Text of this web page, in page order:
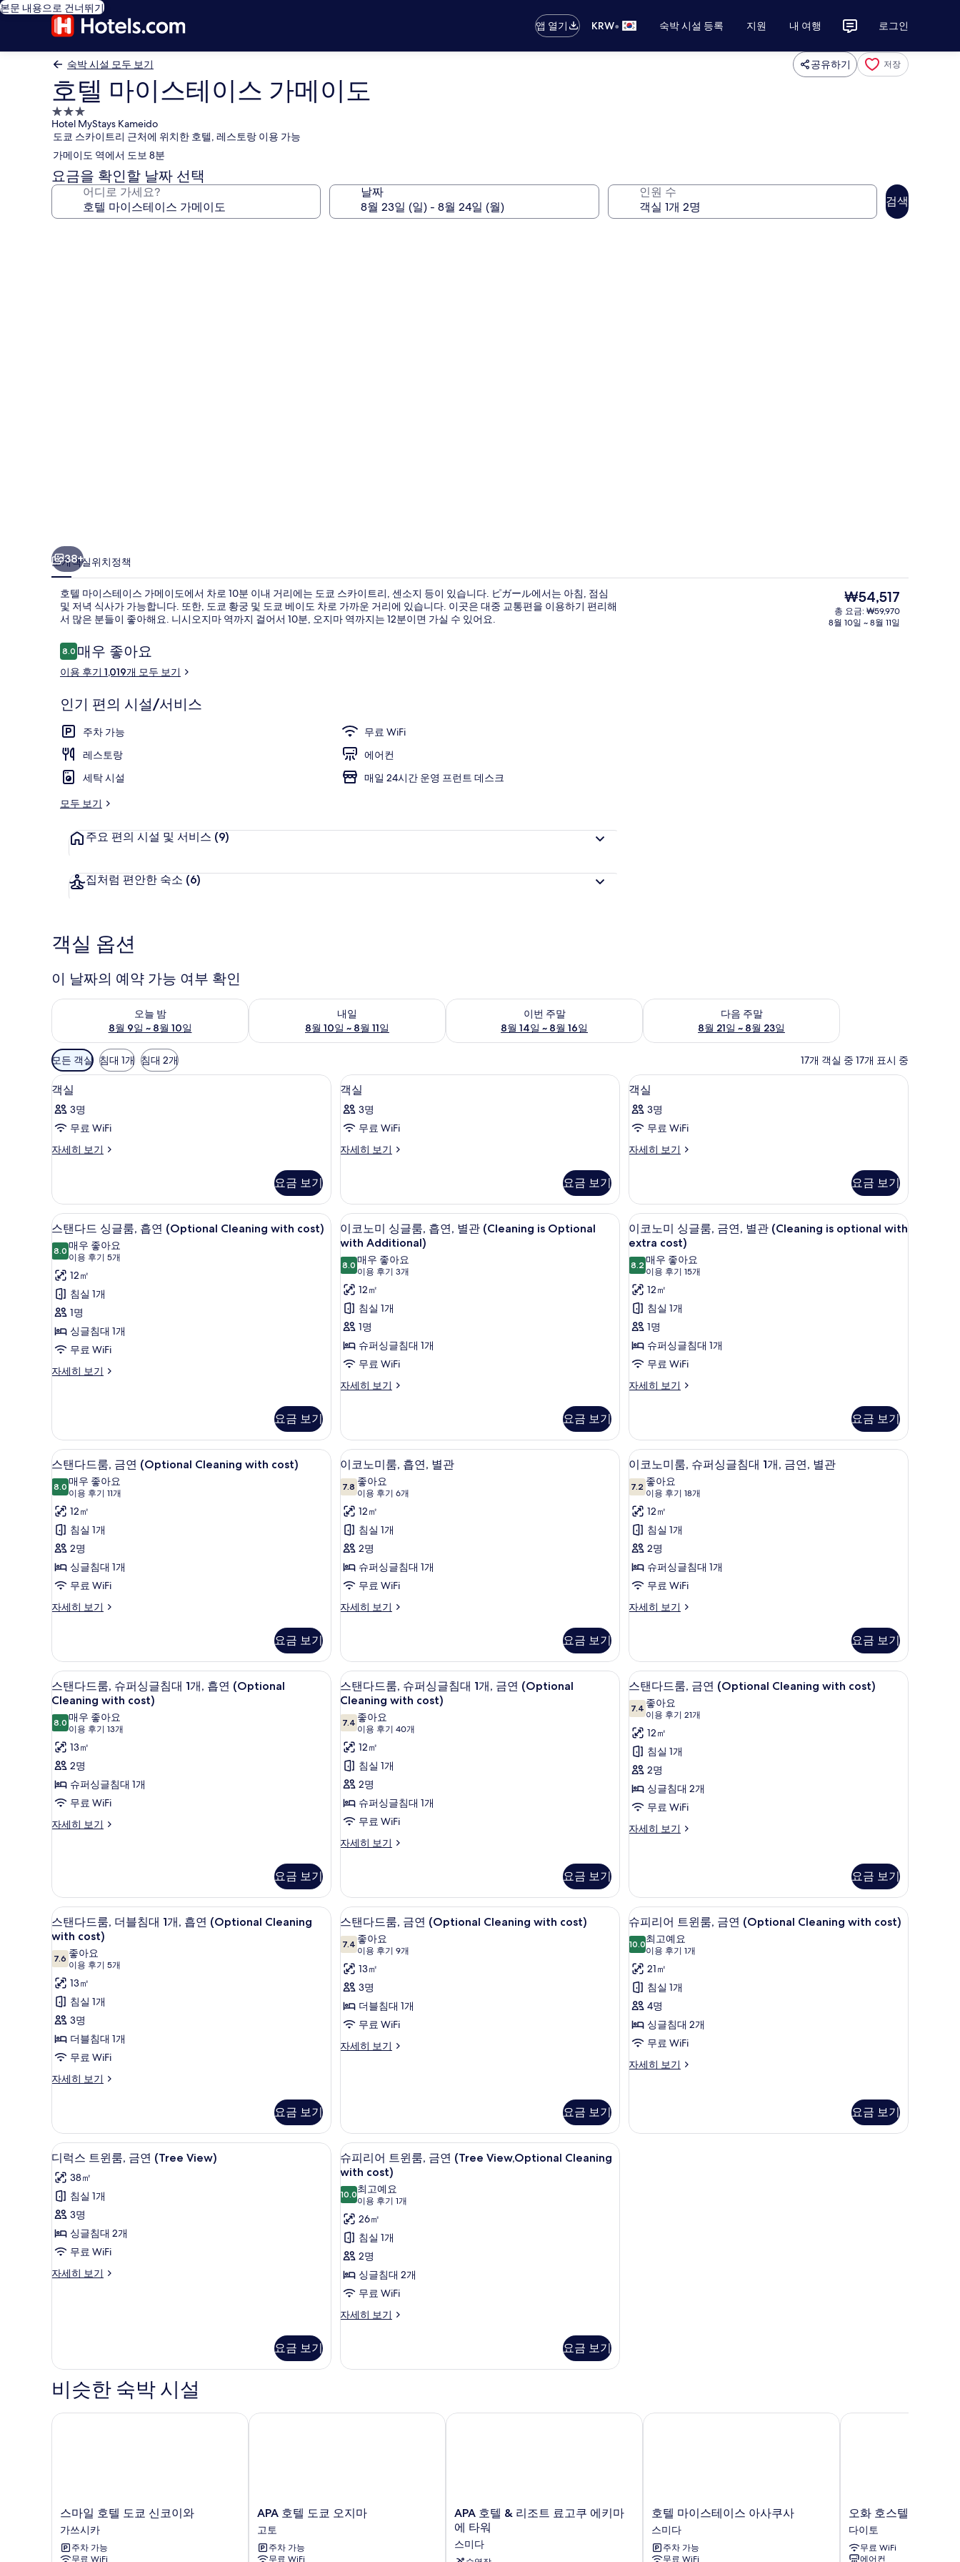
본문 내용으로 건너뛰기
앱 열기
KRW• 숙박 시설 등록 지원 내 여행 로그인
숙박 시설 모두 보기 공유하기 저장
호텔 마이스테이스 가메이도
3.0
성
급
숙
박
시
Hotel MyStays Kameido
도쿄 스카이트리 근처에 위치한 호텔, 레스토랑 이용 가능
가메이도 역에서 도보 8분
요금을 확인할 날짜 선택
어디로 가세요? 날짜 인원 수
검색
진
갤
러
리
로비 라운지
38+
소개객실위치정책
호텔 마이스테이스 가메이도에서 차로 10분 이내 거리에는 도쿄 스카이트리, 센소지 등이 있습니다. ピガール에서는 아침, 점심
및 저녁 식사가 가능합니다. 또한, 도쿄 황궁 및 도쿄 베이도 차로 가까운 거리에 있습니다. 이곳은 대중 교통편을 이용하기 편리해
서 많은 분들이 좋아해요. 니시오지마 역까지 걸어서 10분, 오지마 역까지는 12분이면 가실 수 있어요.
이
용
후
8.010점 만점 중 8.0점.
매우 좋아요
이용 후기 1,019개 모두 보기
인기 편의 시설/서비스
주차 가능
무료 WiFi
레스토랑
에어컨
세탁 시설
매일 24시간 운영 프런트 데스크
모두 보기
주요 편의 시설 및 서비스 (9)
집처럼 편안한 숙소 (6)
현
재
가
₩54,517
총 요금: ₩59,970
8월 10일 ~ 8월 11일
객실 옵션
이 날짜의 예약 가능 여부 확인
오늘 밤
8월 9일 ~ 8월 10일
오늘 밤 예약 가능 여부 확인, 8월 9일 ~ 8월 10일
내일
8월 10일 ~ 8월 11일
내일 예약 가능 여부 확인, 8월 10일 ~ 8월 11일
이번 주말
8월 14일 ~ 8월 16일
이번 주말 예약 가능 여부 확인, 8월 14일 ~ 8월 16일
다음 주말
8월 21일 ~ 8월 23일
다음 주말 예약 가능 여부 확인, 8월 21일 ~ 8월 23일
객
실
에
사
용
가
능
터
모든 객실 침대 1개 침대 2개 17개 객실 중 17개 표시 중
객
실
사
모
보
기
책상, 다리미/다리미판, 무료 WiFi, 알람 시계
1
객실
3명
무료 WiFi
자세히 보기
객
히
보
기
요금 보기
객
실
사
모
보
기
책상, 다리미/다리미판, 무료 WiFi, 알람 시계
1
객실
3명
무료 WiFi
자세히 보기
객
히
보
기
요금 보기
객
실
사
모
보
기
책상, 다리미/다리미판, 무료 WiFi, 알람 시계
1
객실
3명
무료 WiFi
자세히 보기
객
히
보
기
요금 보기
스
탠
다
드
싱
글
룸,
흡
연
cost)
사
진
모
두
보
기
책상, 다리미/다리미판, 무료 WiFi, 알람 시계
6
스탠다드 싱글룸, 흡연 (Optional Cleaning with cost)
8.08.0점 만점 중 10점
매우 좋아요
이용 후기 5개
(이
용
후
기
5
개)
12㎡
침실 1개
1명
싱글침대 1개
무료 WiFi
자세히 보기
스
글
룸,
흡
연
(Optional
Cleaning
with
cost)
자
세
히
기
요금 보기
이
코
노
미
싱
글
룸,
흡
연,
별
is
Optional
with
Additional)
사
진
모
두
보
기
책상, 다리미/다리미판, 무료 WiFi, 알람 시계
7
이코노미 싱글룸, 흡연, 별관 (Cleaning is Optional
with Additional)
8.08.0점 만점 중 10점
매우 좋아요
이용 후기 3개
(이
용
후
기
3
개)
12㎡
침실 1개
1명
슈퍼싱글침대 1개
무료 WiFi
자세히 보기
이
싱
글
룸,
흡
연,
관
(Cleaning
is
Optional
with
자
세
히
요금 보기
이
코
노
미
싱
글
룸,
금
연,
별
is
optional
with
extra
cost)
사
진
모
두
보
기
책상, 다리미/다리미판, 무료 WiFi, 알람 시계
7
이코노미 싱글룸, 금연, 별관 (Cleaning is optional with
extra cost)
8.28.2점 만점 중 10점
매우 좋아요
이용 후기 15개
(이
용
후
기
15
개)
12㎡
침실 1개
1명
슈퍼싱글침대 1개
무료 WiFi
자세히 보기
이
싱
글
룸,
금
연,
관
(Cleaning
is
optional
with
cost)
자
세
기
요금 보기
스
탠
다
드
룸,
금
연
(Optional
Cleaning
사
진
모
두
보
기
책상, 다리미/다리미판, 무료 WiFi, 알람 시계
6
스탠다드룸, 금연 (Optional Cleaning with cost)
8.08.0점 만점 중 10점
매우 좋아요
이용 후기 11개
(이
용
후
기
11
개)
12㎡
침실 1개
2명
싱글침대 1개
무료 WiFi
자세히 보기
스
룸,
금
연
(Optional
Cleaning
with
cost)
자
세
히
보
기
요금 보기
이
코
노
미
룸,
흡
연,
별
관
모
두
보
기
책상, 다리미/다리미판, 무료 WiFi, 알람 시계
6
이코노미룸, 흡연, 별관
7.87.8점 만점 중 10점
좋아요
이용 후기 6개
(이
용
후
기
6
개)
12㎡
침실 1개
2명
슈퍼싱글침대 1개
무료 WiFi
자세히 보기
이
룸,
흡
연,
별
자
세
히
보
기
요금 보기
이
코
노
미
룸,
슈
퍼
싱
글
1
개,
금
연,
별
관
사
진
모
두
책상, 다리미/다리미판, 무료 WiFi, 알람 시계
6
이코노미룸, 슈퍼싱글침대 1개, 금연, 별관
7.27.2점 만점 중 10점
좋아요
이용 후기 18개
(이
용
후
기
18
개)
12㎡
침실 1개
2명
슈퍼싱글침대 1개
무료 WiFi
자세히 보기
이
룸,
슈
퍼
글
대
개,
금
연,
관
자
세
요금 보기
스
탠
다
드
룸,
슈
퍼
싱
글
개,
흡
연
(Optional
Cleaning
with
cost)
사
진
모
두
책상, 다리미/다리미판, 무료 WiFi, 알람 시계
6
스탠다드룸, 슈퍼싱글침대 1개, 흡연 (Optional
Cleaning with cost)
8.08.0점 만점 중 10점
매우 좋아요
이용 후기 13개
(이
용
후
기
13
개)
13㎡
2명
슈퍼싱글침대 1개
무료 WiFi
자세히 보기
스
슈
퍼
싱
글
침
대
1
개,
흡
연
(Optional
Cleaning
with
cost)
세
요금 보기
스
탠
다
드
룸,
슈
퍼
싱
글
침
개,
금
연
(Optional
Cleaning
with
cost)
사
진
책상, 다리미/다리미판, 무료 WiFi, 알람 시계
6
스탠다드룸, 슈퍼싱글침대 1개, 금연 (Optional
Cleaning with cost)
7.47.4점 만점 중 10점
좋아요
이용 후기 40개
(이
용
후
기
40
개)
12㎡
침실 1개
2명
슈퍼싱글침대 1개
무료 WiFi
자세히 보기
스
룸,
슈
퍼
글
대
금
연
Cleaning
보
요금 보기
스
탠
다
드
룸,
금
연
(Optional
Cleaning
진
모
두
보
기
책상, 다리미/다리미판, 무료 WiFi, 알람 시계
5
스탠다드룸, 금연 (Optional Cleaning with cost)
7.47.4점 만점 중 10점
좋아요
이용 후기 21개
(이
용
후
기
21
개)
12㎡
침실 1개
2명
싱글침대 2개
무료 WiFi
자세히 보기
스
금
연
(Optional
Cleaning
with
cost)
자
세
히
보
기
요금 보기
스
탠
다
드
룸,
더
블
침
대
1
연
(Optional
Cleaning
with
cost)
사
진
모
두
책상, 다리미/다리미판, 무료 WiFi, 알람 시계
6
스탠다드룸, 더블침대 1개, 흡연 (Optional Cleaning
with cost)
7.67.6점 만점 중 10점
좋아요
이용 후기 5개
(이
용
후
기
5
개)
13㎡
침실 1개
3명
더블침대 1개
무료 WiFi
자세히 보기
스
룸,
더
블
침
대
개,
흡
연
(Optional
Cleaning
with
요금 보기
스
탠
다
드
룸,
금
연
(Optional
진
모
두
보
기
책상, 다리미/다리미판, 무료 WiFi, 알람 시계
6
스탠다드룸, 금연 (Optional Cleaning with cost)
7.47.4점 만점 중 10점
좋아요
이용 후기 9개
(이
용
후
기
개)
13㎡
3명
더블침대 1개
무료 WiFi
자세히 보기
스
연
(Optional
Cleaning
with
cost)
자
세
히
보
기
요금 보기
슈
피
리
어
트
윈
룸,
금
연
cost)
슈피리어 트윈룸, 금연 (Optional Cleaning
4
슈피리어 트윈룸, 금연 (Optional Cleaning with cost)
10.010.0점 만점 중 10점
최고예요
이용 후기 1개
(이
용
후
기
개)
21㎡
침실 1개
4명
싱글침대 2개
무료 WiFi
자세히 보기
슈
윈
요금 보기
디
럭
스
트
윈
룸,
연
모
두
기
책상, 다리미/다리미판, 무료 WiFi, 알람 시계
6
디럭스 트윈룸, 금연 (Tree View)
38㎡
침실 1개
3명
싱글침대 2개
무료 WiFi
자세히 보기
디
연
View)
세
요금 보기
슈
피
리
어
트
윈
룸,
금
연
(Tree
with
진
책상, 다리미/다리미판, 무료 WiFi, 알람 시계
5
슈피리어 트윈룸, 금연 (Tree View,Optional Cleaning
with cost)
10.010.0점 만점 중 10점
최고예요
이용 후기 1개
(이
용
후
기
1
개)
26㎡
침실 1개
2명
싱글침대 2개
무료 WiFi
자세히 보기
슈
트
연
세
히
요금 보기
비슷한 숙박 시설
스
마
일
호
스마일 호텔 도쿄 신코이와
가쓰시카
주차 가능
무료 WiFi
스마일 호텔 도쿄 신코이와
APA
호
텔
도
APA 호텔 도쿄 오지마
고토
주차 가능
무료 WiFi
APA 호텔 도쿄 오지마
APA
호
텔
&
APA 호텔 & 리조트 료고쿠 에키마
에 타워
스미다
APA 호텔 & 리조트 료고쿠 에키마에 타워
호
텔
마
이
호텔 마이스테이스 아사쿠사
스미다
주차 가능
무료 WiFi
호텔 마이스테이스 아사쿠사
오
화
호
스
오화 호스텔 미노와 역
다이토
무료 WiFi
에어컨
오화 호스텔 미노와 역